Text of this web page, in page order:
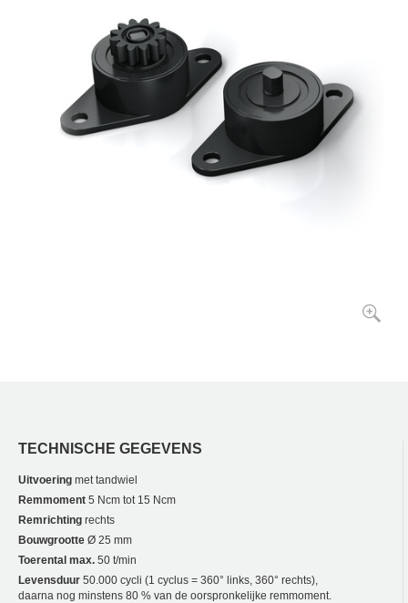
TECHNISCHE GEGEVENS
Uitvoering met tandwiel
Remmoment 5 Ncm tot 15 Ncm
Remrichting rechts
Bouwgrootte Ø 25 mm
Toerental max. 50 t/min
Levensduur 50.000 cycli (1 cyclus = 360° links, 360° rechts),
daarna nog minstens 80 % van de oorspronkelijke remmoment.